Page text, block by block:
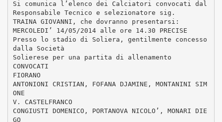
Si comunica l’elenco dei Calciatori convocati dal
Responsabile Tecnico e selezionatore sig.
TRAINA GIOVANNI, che dovranno presentarsi:
MERCOLEDI’ 14/05/2014 alle ore 14.30 PRECISE
Presso lo stadio di Soliera, gentilmente concesso
dalla Società
Solierese per una partita di allenamento
CONVOCATI
FIORANO
ANTONIONI CRISTIAN, FOFANA DJAMINE, MONTANINI SIM
ONE
V. CASTELFRANCO
CONGIUSTI DOMENICO, PORTANOVA NICOLO’, MONARI DIE
GO